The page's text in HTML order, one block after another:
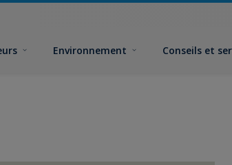
Environnement Conseils et